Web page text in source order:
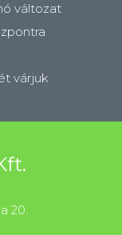
változat
várjuk
20.